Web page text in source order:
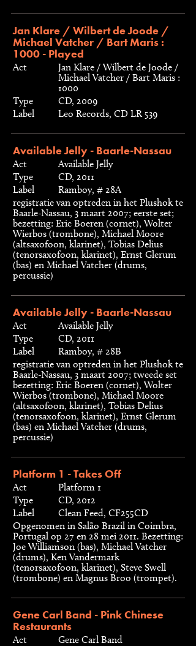
Jan Klare / Wilbert de Joode /
Michael Vatcher / Bart Maris :
1000 - Played
Act
Jan Klare / Wilbert de Joode /
Michael Vatcher / Bart Maris :
1000
Type
CD, 2009
Label
Leo Records, CD LR 539
Available Jelly - Baarle-Nassau
Act
Available Jelly
Type
CD, 2011
Label
Ramboy, # 28A
registratie van optreden in het Plushok te
Baarle-Nassau, 3 maart 2007; eerste set;
bezetting: Eric Boeren (cornet), Wolter
Wierbos (trombone), Michael Moore
(altsaxofoon, klarinet), Tobias Delius
(tenorsaxofoon, klarinet), Ernst Glerum
(bas) en Michael Vatcher (drums,
percussie)
Available Jelly - Baarle-Nassau
Act
Available Jelly
Type
CD, 2011
Label
Ramboy, # 28B
registratie van optreden in het Plushok te
Baarle-Nassau, 3 maart 2007; tweede set
bezetting: Eric Boeren (cornet), Wolter
Wierbos (trombone), Michael Moore
(altsaxofoon, klarinet), Tobias Delius
(tenorsaxofoon, klarinet), Ernst Glerum
(bas) en Michael Vatcher (drums,
percussie)
Platform 1 - Takes Off
Act
Platform 1
Type
CD, 2012
Label
Clean Feed, CF255CD
Opgenomen in Salão Brazil in Coimbra,
Portugal op 27 en 28 mei 2011. Bezetting:
Joe Williamson (bas), Michael Vatcher
(drums), Ken Vandermark
(tenorsaxofoon, klarinet), Steve Swell
(trombone) en Magnus Broo (trompet).
Gene Carl Band - Pink Chinese
Restaurants
Act
Gene Carl Band